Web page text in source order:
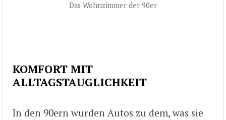
Das Wohnzimmer der 90er
KOMFORT MIT
ALLTAGSTAUGLICHKEIT
In den 90ern wurden Autos zu dem, was sie